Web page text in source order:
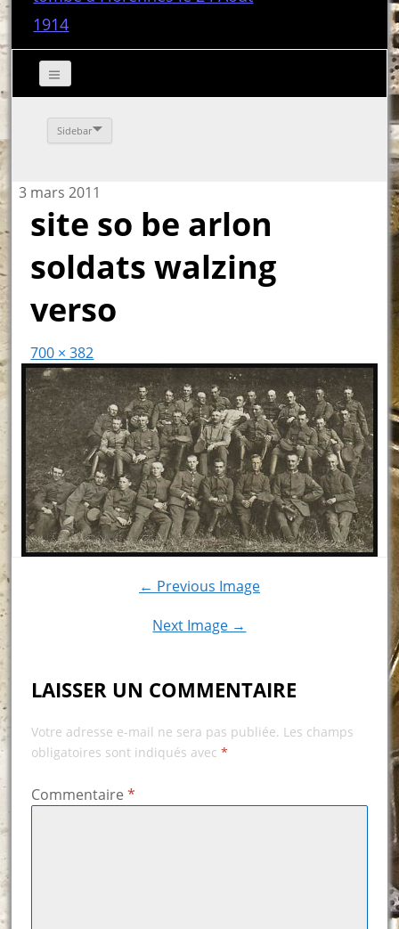
1914
Sidebar
3 mars 2011
site so be arlon
soldats walzing
verso
700 × 382
← Previous Image
Next Image →
LAISSER UN COMMENTAIRE
Votre adresse e-mail ne sera pas publiée. Les champs
obligatoires sont indiqués avec *
Commentaire *